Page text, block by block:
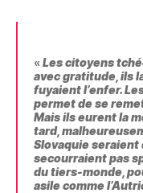
«Les citoyens
avec gratitude, ils
fuyaient l’enfer.
permet de se
Mais ils eurent la
tard,
Slovaquie seraient
secourraient pas
du tiers-monde,
asile comme